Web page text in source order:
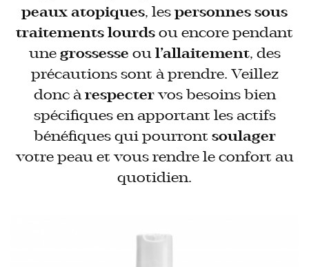
peaux atopiques, les personnes sous
traitements lourds ou encore pendant
une grossesse ou l’allaitement, des
précautions sont à prendre. Veillez
donc à respectervos besoins bien
spécifiques en apportant les actifs
bénéfiques qui pourront soulager
votre peau et vous rendre le confort au
quotidien.